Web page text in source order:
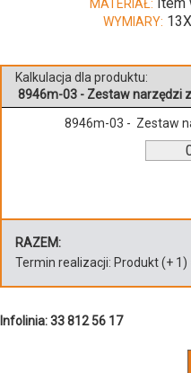
MATERIAŁ:
WYMIARY:
Kalkulacja dla produktu:
8946m-03 - Zestaw narzędzi
8946m-03 - Zestaw
RAZEM:
Termin realizacji: Produkt(+ 1 )
Infolinia: 33 812 56 17